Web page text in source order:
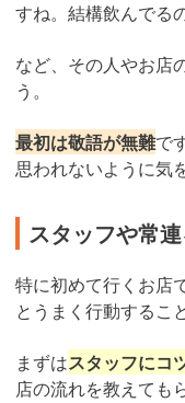
すね。結構飲んでる
など、その人やお店
う。
最初は敬語が無難で
思われないように気
スタッフや常
特に初めて行くお店
とうまく行動するこ
まずはスタッフにコ
店の流れを教えても